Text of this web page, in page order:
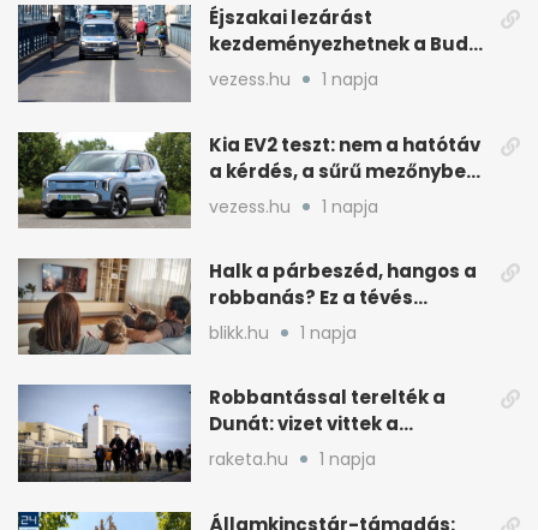
Éjszakai lezárást
kezdeményezhetnek a Budai
Váralagútnál Budapesten
vezess.hu 1 napja
Kia EV2 teszt: nem a hatótáv
a kérdés, a sűrű mezőnyben
dől el
vezess.hu 1 napja
Halk a párbeszéd, hangos a
robbanás? Ez a tévés
beállítás segít
blikk.hu 1 napja
Robbantással terelték a
Dunát: vizet vittek a
cernavodai atomerőmű felé
raketa.hu 1 napja
Államkincstár-támadás: